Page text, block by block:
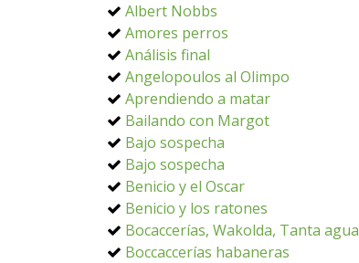
Albert Nobbs
Amores perros
Análisis final
Angelopoulos al Olimpo
Aprendiendo a matar
Bailando con Margot
Bajo sospecha
Bajo sospecha
Benicio y el Oscar
Benicio y los ratones
Bocaccerías, Wakolda, Tanta agua
Boccaccerías habaneras